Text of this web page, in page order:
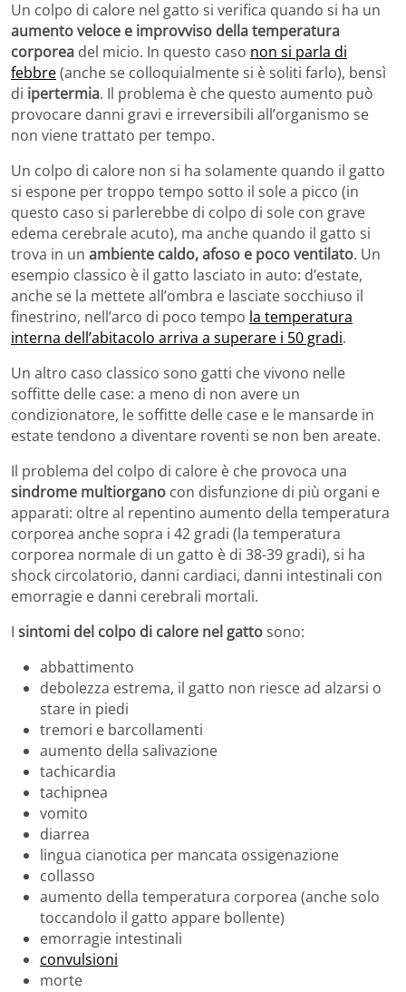
Un colpo di calore nel gatto si verifica quando si ha un
aumento veloce e improvviso della temperatura
corporea del micio. In questo caso non si parla di
febbre(anche se colloquialmente si è soliti farlo), bensì
di ipertermia. Il problema è che questo aumento può
provocare danni gravi e irreversibili all’organismo se
non viene trattato per tempo.
Un colpo di calore non si ha solamente quando il gatto
si espone per troppo tempo sotto il sole a picco (in
questo caso si parlerebbe di colpo di sole con grave
edema cerebrale acuto), ma anche quando il gatto si
trova in un ambiente caldo, afoso e poco ventilato. Un
esempio classico è il gatto lasciato in auto: d’estate,
anche se la mettete all’ombra e lasciate socchiuso il
finestrino, nell’arco di poco tempo la temperatura
interna dell’abitacolo arriva a superare i 50 gradi.
Un altro caso classico sono gatti che vivono nelle
soffitte delle case: a meno di non avere un
condizionatore, le soffitte delle case e le mansarde in
estate tendono a diventare roventi se non ben areate.
Il problema del colpo di calore è che provoca una
sindrome multiorgano con disfunzione di più organi e
apparati: oltre al repentino aumento della temperatura
corporea anche sopra i 42 gradi (la temperatura
corporea normale di un gatto è di 38-39 gradi), si ha
shock circolatorio, danni cardiaci, danni intestinali con
emorragie e danni cerebrali mortali.
I sintomi del colpo di calore nel gattosono:
abbattimento
debolezza estrema, il gatto non riesce ad alzarsi o
stare in piedi
tremori e barcollamenti
aumento della salivazione
tachicardia
tachipnea
vomito
diarrea
lingua cianotica per mancata ossigenazione
collasso
aumento della temperatura corporea (anche solo
toccandolo il gatto appare bollente)
emorragie intestinali
convulsioni
morte